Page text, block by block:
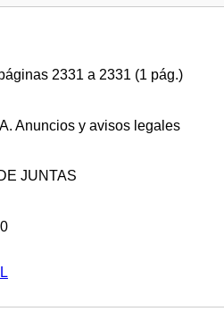
2331 a 2331 (1 pág.)
Anuncios y avisos legales
JUNTAS